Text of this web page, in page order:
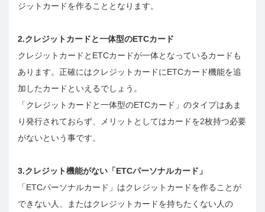
ジットカードを作ることとなります。
2.クレジットカードと一体型のETCカード
クレジットカードとETCカードが一体となっているカードも
あります。正確にはクレジットカードにETCカード機能を追
加したカードといえるでしょう。
「クレジットカードと一体型のETCカード」のタイプはあま
り発行されておらず、メリットとしてはカードを2枚持つ必要
がないという事です。
3.クレジット機能がない「ETCパーソナルカード」
「ETCパーソナルカード」はクレジットカードを作ることが
できない人、またはクレジットカードを持ちたくない人の